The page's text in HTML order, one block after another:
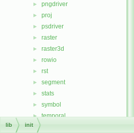
► pngdriver
► proj
► psdriver
► raster
► raster3d
► rowio
► rst
► segment
► stats
► symbol
► temporal
►
lib init